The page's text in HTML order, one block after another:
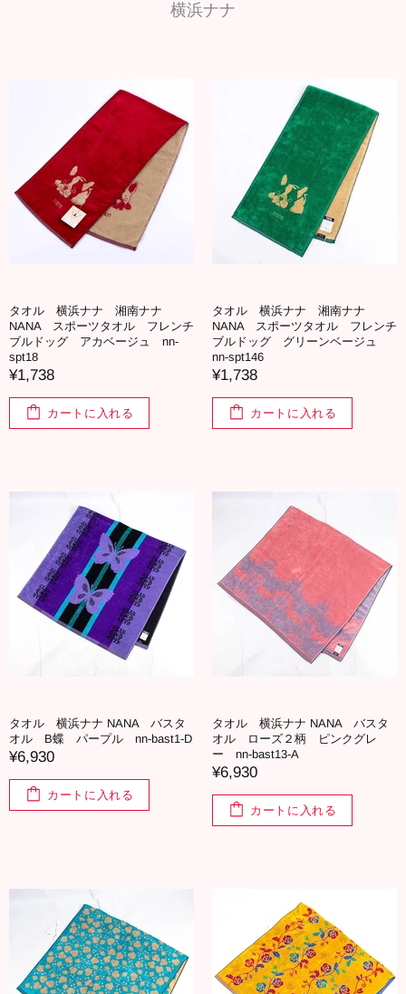
横浜ナナ
タオル 横浜ナナ 湘南ナナ
NANA スポーツタオル フレンチ
ブルドッグ アカベージュ nn-
spt18
¥1,738
カートに入れる
タオル 横浜ナナ 湘南ナナ
NANA スポーツタオル フレンチ
ブルドッグ グリーンベージュ
nn-spt146
¥1,738
カートに入れる
タオル 横浜ナナ NANA バスタ
オル B蝶 パープル nn-bast1-D
¥6,930
カートに入れる
タオル 横浜ナナ NANA バスタ
オル ローズ２柄 ピンクグレ
ー nn-bast13-A
¥6,930
カートに入れる